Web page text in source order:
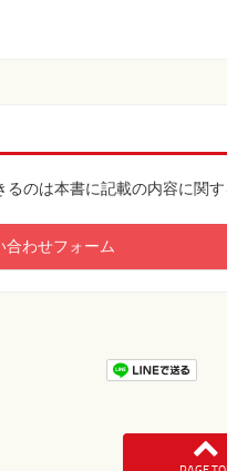
のは本書に記載の内容に関す
合わせフォーム